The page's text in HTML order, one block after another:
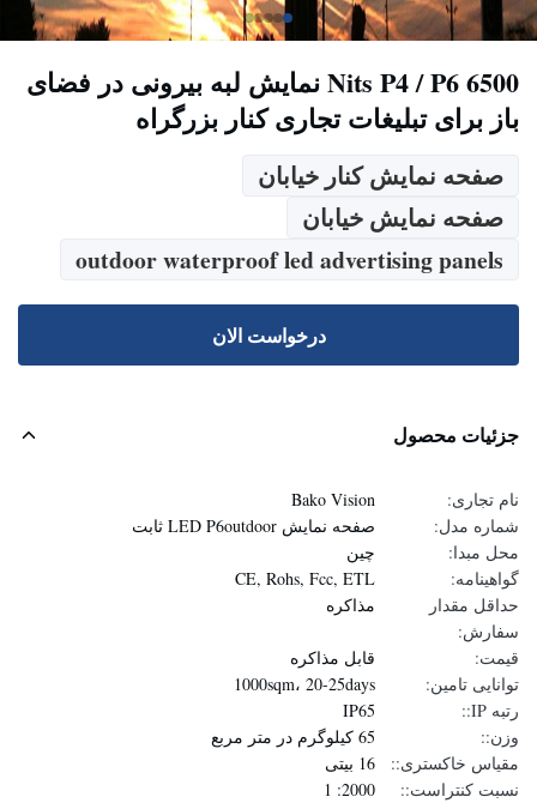
6500 Nits P4 / P6 نمایش لبه بیرونی در فضای
باز برای تبلیغات تجاری کنار بزرگراه
صفحه نمایش کنار خیابان
صفحه نمایش خیابان
outdoor waterproof led advertising panels
درخواست الان
جزئیات محصول
نام تجاری:
Bako Vision
شماره مدل:
صفحه نمایش LED P6outdoor ثابت
محل مبدا:
چين
گواهینامه:
CE, Rohs, Fcc, ETL
حداقل مقدار
سفارش:
مذاکره
قیمت:
قابل مذاکره
توانایی تامین:
1000sqm، 20-25days
رتبه IP::
IP65
وزن::
65 کیلوگرم در متر مربع
مقیاس خاکستری::
16 بیتی
نسبت کنتراست::
2000: 1